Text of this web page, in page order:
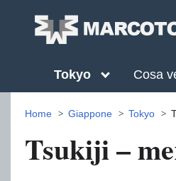
Tokyo Cosa
Home Giappone Tokyo
Tsukiji –